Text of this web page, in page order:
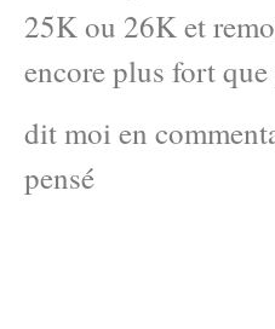
25K ou 26K et
encore plus fort
dit moi en
pensé